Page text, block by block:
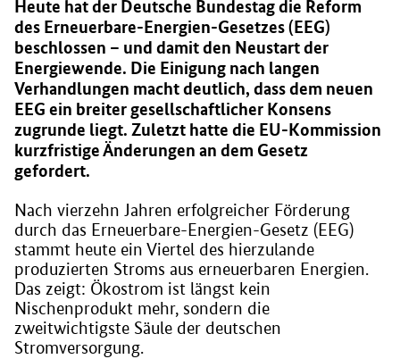
Heute hat der Deutsche Bundestag die Reform
des Erneuerbare-Energien-Gesetzes (EEG)
beschlossen – und damit den Neustart der
Energiewende. Die Einigung nach langen
Verhandlungen macht deutlich, dass dem neuen
EEG ein breiter gesellschaftlicher Konsens
zugrunde liegt. Zuletzt hatte die EU-Kommission
kurzfristige Änderungen an dem Gesetz
gefordert.
Nach vierzehn Jahren erfolgreicher Förderung
durch das Erneuerbare-Energien-Gesetz (EEG)
stammt heute ein Viertel des hierzulande
produzierten Stroms aus erneuerbaren Energien.
Das zeigt: Ökostrom ist längst kein
Nischenprodukt mehr, sondern die
zweitwichtigste Säule der deutschen
Stromversorgung.